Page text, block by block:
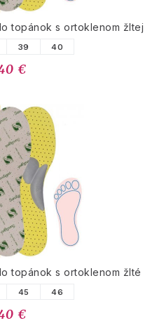
topánok s ortoklenom žltej
39 40
€
topánok s ortoklenom žlté
45 46
€